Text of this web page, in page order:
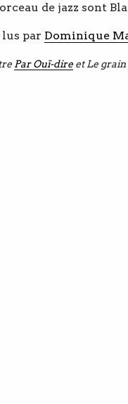
de jazz sont
par Dominique
Par Ouï-dire et Le grain